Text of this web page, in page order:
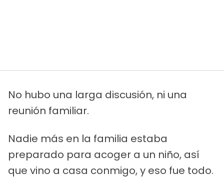
No hubo una larga discusión, ni una
reunión familiar.
Nadie más en la familia estaba
preparado para acoger a un niño, así
que vino a casa conmigo, y eso fue todo.